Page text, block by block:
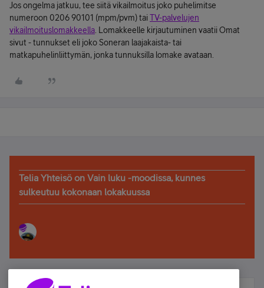
Jos ongelma jatkuu, tee siitä vikailmoitus joko puhelimitse
numeroon 0206 90101 (mpm/pvm) taiTV-palvelujen
vikailmoituslomakkeella . Lomakkeelle kirjautuminen vaatii Omat
sivut - tunnukset eli joko Soneran laajakaista- tai
matkapuhelinliittymän, jonka tunnuksilla lomake avataan.
Telia Yhteisö on Vain luku -moodissa, kunnes
sulkeutuu kokonaan lokakuussa